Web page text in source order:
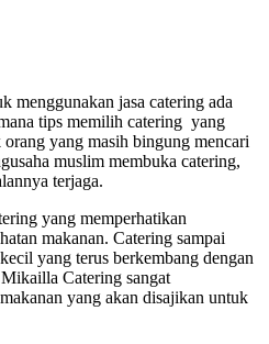
menggunakan jasa catering ada
tips memilih catering yang
yang masih bingung mencari
muslim membuka catering,
terjaga.
yang memperhatikan
makanan. Catering sampai
yang terus berkembang dengan
Catering sangat
yang akan disajikan untuk